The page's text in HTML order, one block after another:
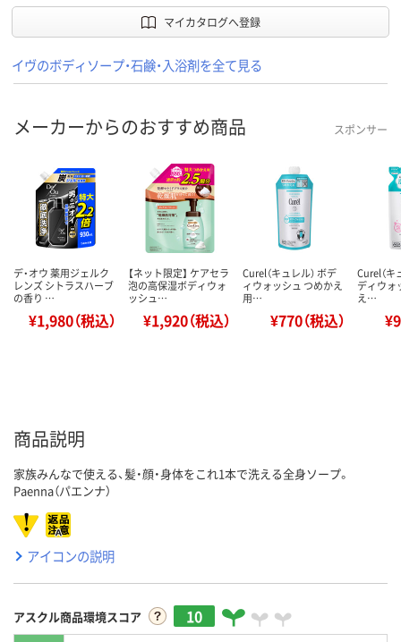
マイカタログへ登録
イヴのボディソープ・石鹸・入浴剤を全て見る
メーカーからのおすすめ商品 スポンサー
デ・オウ 薬用ジェルク
レンズ シトラスハーブ
の香り …
¥1,980（税込）
【ネット限定】 ケアセラ
泡の高保湿ボディウォ
ッシュ…
¥1,920（税込）
Curel（キュレル） ボデ
ィウォッシュ つめかえ
用…
¥770（税込）
Curel（キ
ディウォ
え…
商品説明
家族みんなで使える、髪・顔・身体をこれ1本で洗える全身ソープ。
Paenna（パエンナ）
アイコンの説明
アスクル商品環境スコア 10